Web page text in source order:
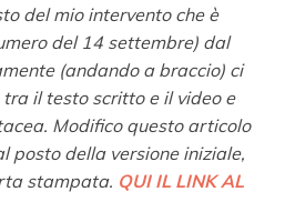
del mio intervento che è
del 14 settembre) dal
(andando a braccio) ci
il testo scritto e il video e
Modifico questo articolo
posto della versione iniziale,
stampata. QUI IL LINK AL